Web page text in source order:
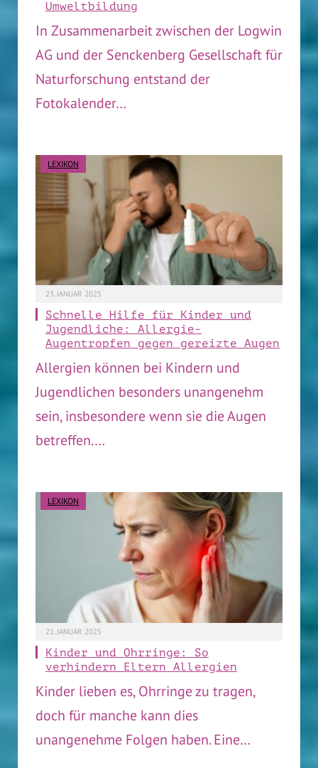
Umweltbildung
In Zusammenarbeit zwischen der Logwin
AG und der Senckenberg Gesellschaft für
Naturforschung entstand der
Fotokalender…
LEXIKON
23. JANUAR 2025
Schnelle Hilfe für Kinder und
Jugendliche: Allergie-
Augentropfen gegen gereizte Augen
Allergien können bei Kindern und
Jugendlichen besonders unangenehm
sein, insbesondere wenn sie die Augen
betreffen.…
LEXIKON
21. JANUAR 2025
Kinder und Ohrringe: So
verhindern Eltern Allergien
Kinder lieben es, Ohrringe zu tragen,
doch für manche kann dies
unangenehme Folgen haben. Eine…